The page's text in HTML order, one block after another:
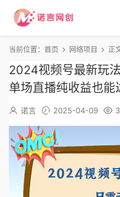
当前位置： 首页 网络项目 正
2024视频号最新玩
单场直播纯收益也
诺言 2025-04-09